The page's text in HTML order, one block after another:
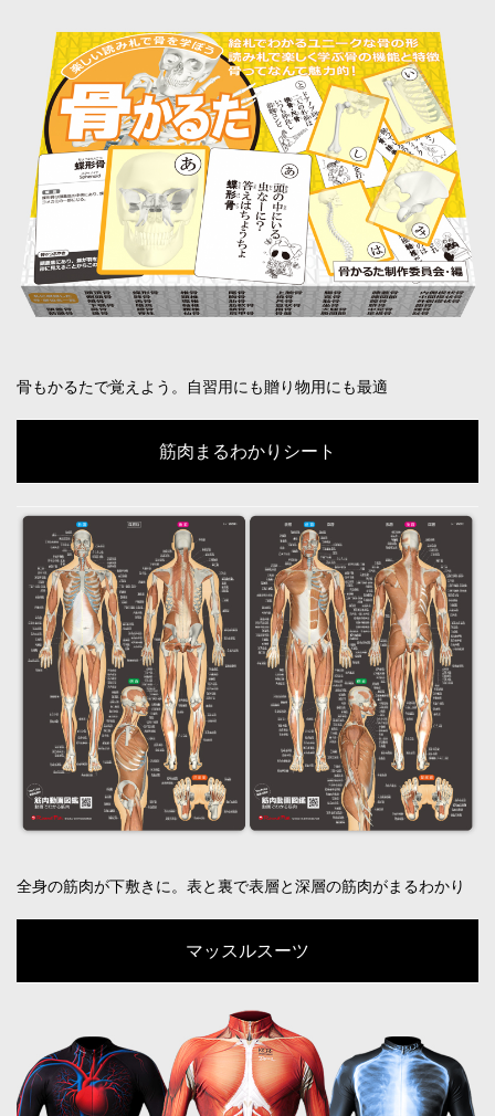
骨もかるたで覚えよう。自習用にも贈り物用にも最適
筋肉まるわかりシート
全身の筋肉が下敷きに。表と裏で表層と深層の筋肉がまるわかり
マッスルスーツ